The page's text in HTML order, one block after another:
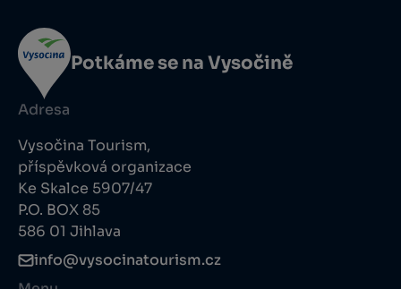
Potkáme se na Vysočině
Adresa
Vysočina Tourism,
příspěvková organizace
Ke Skalce 5907/47
P.O. BOX 85
586 01 Jihlava
info@vysocinatourism.cz